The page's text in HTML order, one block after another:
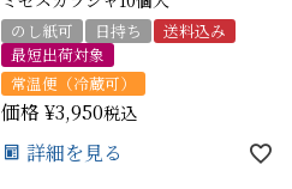
のし紙可 日持ち
送料込み
最短出荷対象
常温便（冷蔵可）
価格 ¥3,950税込
詳細を見る